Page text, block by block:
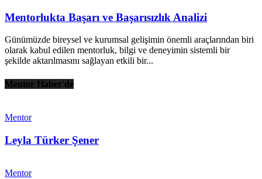
Mentorlukta Başarı ve Başarısızlık Analizi
Günümüzde bireysel ve kurumsal gelişimin önemli araçlarından biri
olarak kabul edilen mentorluk, bilgi ve deneyimin sistemli bir
şekilde aktarılmasını sağlayan etkili bir...
Mentor Haber'de
Mentor
Leyla Türker Şener
Mentor